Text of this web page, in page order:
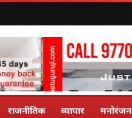
राजनीतिक व्यापार मनोरंजन